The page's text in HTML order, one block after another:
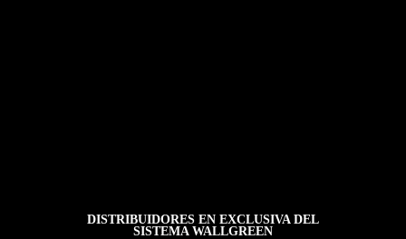
DISTRIBUIDORES EN EXCLUSIVA DEL
SISTEMA WALLGREEN